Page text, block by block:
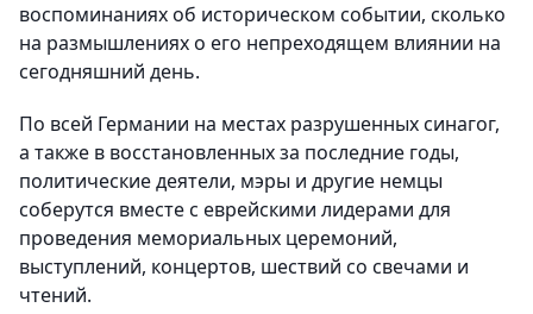
воспоминаниях об историческом событии, сколько
на размышлениях о его непреходящем влиянии на
сегодняшний день.
По всей Германии на местах разрушенных синагог,
а также в восстановленных за последние годы,
политические деятели, мэры и другие немцы
соберутся вместе с еврейскими лидерами для
проведения мемориальных церемоний,
выступлений, концертов, шествий со свечами и
чтений.